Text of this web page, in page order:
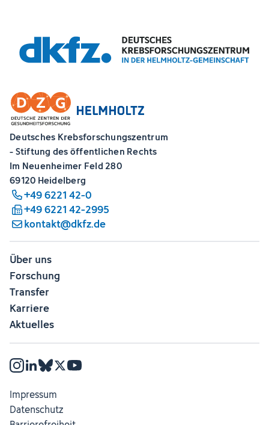
Deutsches Krebsforschungszentrum
- Stiftung des öffentlichen Rechts
Im Neuenheimer Feld 280
69120 Heidelberg
+49 6221 42-0
+49 6221 42-2995
kontakt@dkfz.de
Über uns
Forschung
Transfer
Karriere
Aktuelles
Impressum
Datenschutz